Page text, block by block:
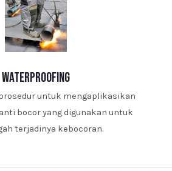
waterproofing
untuk mengaplikasikan
bocor yang digunakan untuk
terjadinya kebocoran.